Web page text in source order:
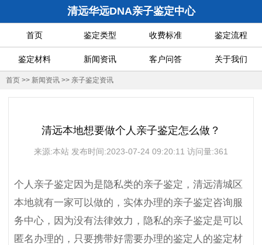
清远华远DNA亲子鉴定中心
首页 鉴定类型 收费标准 鉴定流程
鉴定材料 新闻资讯 客户问答 关于我们
首页 >> 新闻资讯 >> 亲子鉴定资讯
清远本地想要做个人亲子鉴定怎么做？
来源:本站 发布时间:2023-07-24 09:20:11 访问量:361
个人亲子鉴定因为是隐私类的亲子鉴定，清远清城区
本地就有一家可以做的，实体办理的亲子鉴定咨询服
务中心，因为没有法律效力，隐私的亲子鉴定是可以
匿名办理的，只要携带好需要办理的鉴定人的鉴定材